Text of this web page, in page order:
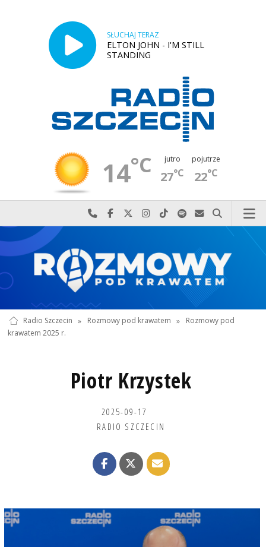
SŁUCHAJ TERAZ
ELTON JOHN - I'M STILL
STANDING
14°C jutro
27°C
pojutrze
22°C
Najlepiej po prostu do nas zadzwoń
Odwiedź nas na Facebook-u
Odwiedź nas na X
Odwiedź nas na Instagram-ie
Odwiedź nas na TikTok-u
Szukaj nas na Spotify
Wyślij do nas
Szukaj
Radio Szczecin » Rozmowy pod krawatem »
Rozmowy pod
krawatem 2025 r.
Piotr Krzystek
2025-09-17
RADIO SZCZECIN